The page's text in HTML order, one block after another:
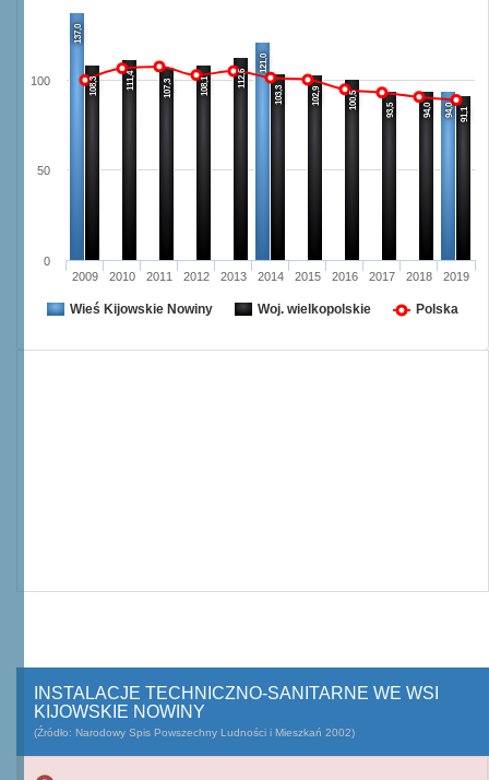
137,0
121,0
94,0
108,3 111,4 107,3 108,1 112,6
103,3 102,9 100,5 93,5 94,0 91,1
2009 2010 2011 2012 2013 2014 2015 2016 2017 2018 2019
0
50
100
Wieś Kijowskie Nowiny Woj. wielkopolskie Polska
INSTALACJE TECHNICZNO-SANITARNE WE WSI
KIJOWSKIE NOWINY
(Źródło: Narodowy Spis Powszechny Ludności i Mieszkań 2002)